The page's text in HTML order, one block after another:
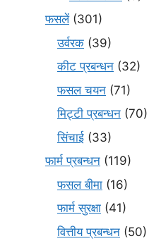
फसलें(301)
उर्वरक (39)
कीट प्रबन्धन (32)
फसल चयन (71)
मि‌ट्टी प्रबन्धन (70)
सिंचाई (33)
फार्म प्रबन्धन (119)
फसल बीमा (16)
फार्म सुरक्षा (41)
वित्तीय प्रबन्धन (50)